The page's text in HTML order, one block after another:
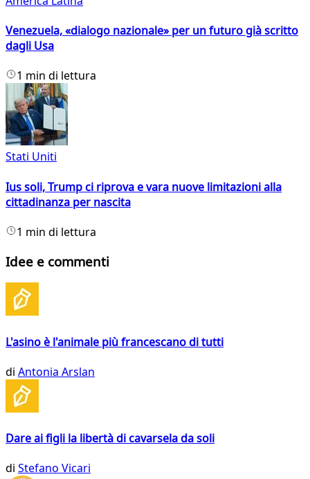
Venezuela, «dialogo nazionale» per un futuro già scritto
dagli Usa
1 min di lettura
Stati Uniti
Ius soli, Trump ci riprova e vara nuove limitazioni alla
cittadinanza per nascita
1 min di lettura
Idee e commenti
L'asino è l'animale più francescano di tutti
di Antonia Arslan
Dare ai figli la libertà di cavarsela da soli
di Stefano Vicari